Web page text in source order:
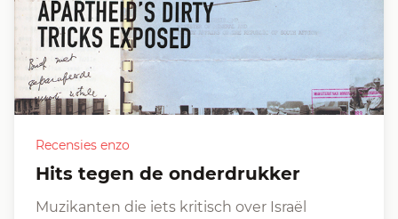
Recensies enzo
Hits tegen de onderdrukker
Muzikanten die iets kritisch over Israël